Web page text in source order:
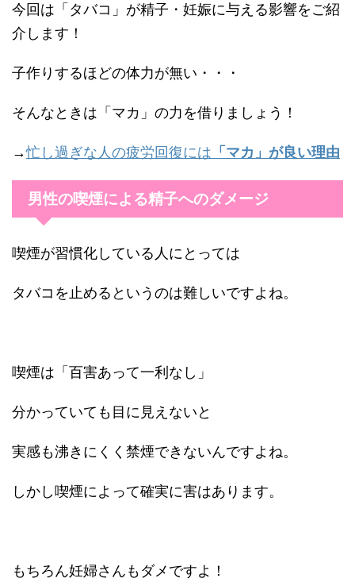
今回は「タバコ」が精子・妊娠に与える影響をご紹
介します！
子作りするほどの体力が無い・・・
そんなときは「マカ」の力を借りましょう！
→忙し過ぎな人の疲労回復には 「マカ」が良い理由
男性の喫煙による精子へのダメージ
喫煙が習慣化している人にとっては
タバコを止めるというのは難しいですよね。
喫煙は「百害あって一利なし」
分かっていても目に見えないと
実感も沸きにくく禁煙できないんですよね。
しかし喫煙によって確実に害はあります。
もちろん妊婦さんもダメですよ！